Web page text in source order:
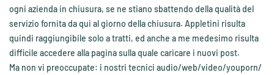
ogni azienda in chiusura, se ne stiano sbattendo della qualità del
servizio fornita da qui al giorno della chiusura. Appletini risulta
quindi raggiungibile solo a tratti, ed anche a me medesimo risulta
difficile accedere alla pagina sulla quale caricare i nuovi post.
Ma non vi preoccupate: i nostri tecnici audio/web/video/youporn/